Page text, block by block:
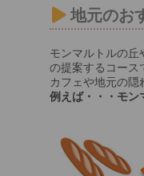
地元のお
モンマルトルの丘
の提案するコース
カフェや地元の隠
例えば・・・モン